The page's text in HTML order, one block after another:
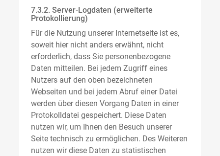
7.3.2. Server-Logdaten (erweiterte
Protokollierung)
Für die Nutzung unserer Internetseite ist es,
soweit hier nicht anders erwähnt, nicht
erforderlich, dass Sie personenbezogene
Daten mitteilen. Bei jedem Zugriff eines
Nutzers auf den oben bezeichneten
Webseiten und bei jedem Abruf einer Datei
werden über diesen Vorgang Daten in einer
Protokolldatei gespeichert. Diese Daten
nutzen wir, um Ihnen den Besuch unserer
Seite technisch zu ermöglichen. Des Weiteren
nutzen wir diese Daten zu statistischen